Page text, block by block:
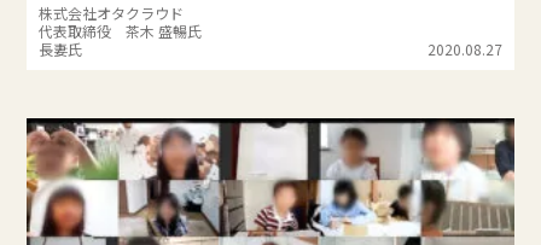
株式会社オタクラウド
代表取締役 茶木 盛暢氏
長妻氏
2020.08.27